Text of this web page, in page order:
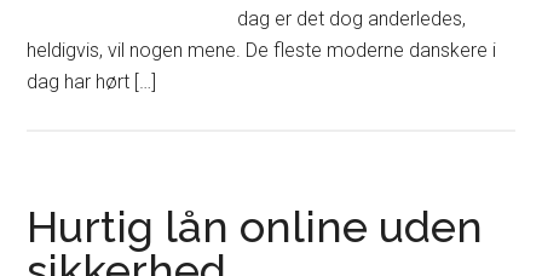
dag er det dog anderledes,
heldigvis, vil nogen mene. De fleste moderne danskere i
dag har hørt […]
Hurtig lån online uden